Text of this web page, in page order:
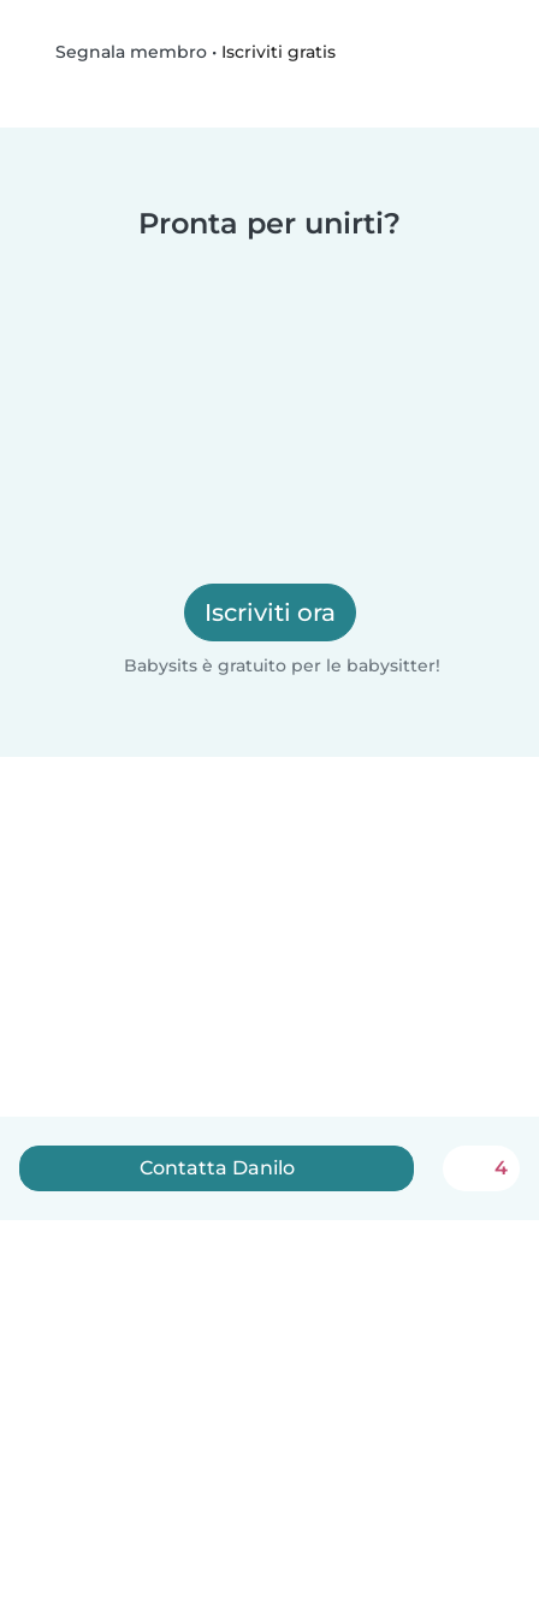
Segnala membro• Iscriviti gratis
Pronta per unirti?
Iscriviti ora
Babysits è gratuito per le babysitter!
Contatta Danilo 4